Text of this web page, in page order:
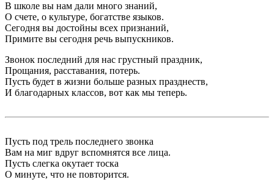
В школе вы нам дали много знаний,
О счете, о культуре, богатстве языков.
Сегодня вы достойны всех признаний,
Примите вы сегодня речь выпускников.
Звонок последний для нас грустный праздник,
Прощания, расставания, потерь.
Пусть будет в жизни больше разных празднеств,
И благодарных классов, вот как мы теперь.
Пусть под трель последнего звонка
Вам на миг вдруг вспомнятся все лица.
Пусть слегка окутает тоска
О минуте, что не повторится.